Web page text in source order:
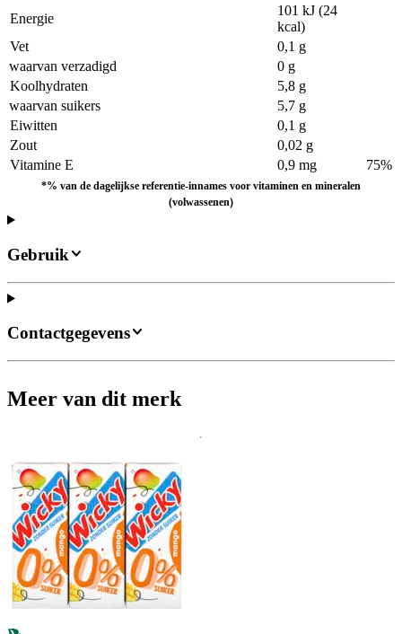
Energie
101 kJ (24
kcal)
Vet
0,1 g
waarvan verzadigd
0 g
Koolhydraten
5,8 g
waarvan suikers
5,7 g
Eiwitten
0,1 g
Zout
0,02 g
Vitamine E
0,9 mg 75%
*% van de dagelijkse referentie-innames voor vitaminen en mineralen
(volwassenen)
Gebruik
Contactgegevens
Meer van dit merk